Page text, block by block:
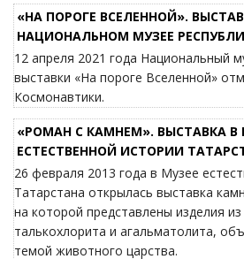
«НА ПОРОГЕ ВСЕЛЕННОЙ».
НАЦИОНАЛЬНОМ МУЗЕЕ
12 апреля 2021 года Национальный
выставки «На пороге Вселенной»
Космонавтики.
«РОМАН С КАМНЕМ». ВЫСТАВКА В
ЕСТЕСТВЕННОЙ ИСТОРИИ
26 февраля 2013 года в Музее
Татарстана открылась выставка
на которой представлены изделия
талькохлорита и агальматолита,
темой животного царства.